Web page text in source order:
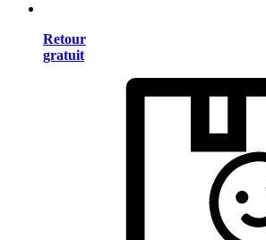
Retour
gratuit